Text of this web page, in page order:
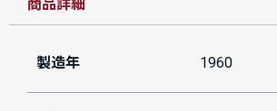
商品詳細
製造年 1960